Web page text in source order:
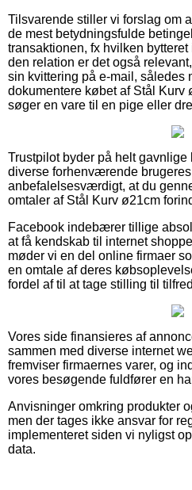
Tilsvarende stiller vi forslag om
de mest betydningsfulde
transaktionen, fx hvilken bytteret
den relation er det også
sin kvittering på e-mail, således
dokumentere købet af Stål
søger en vare til en pige eller
Trustpilot byder på helt
diverse forhenværende
anbefalelsesværdigt, at du
omtaler af Stål Kurv ø21cm
Facebook indebærer tillige
at få kendskab til internet
møder vi en del online firmaer
en omtale af deres
fordel af til at tage stilling til
Vores side finansieres af
sammen med diverse internet
fremviser firmaernes varer, og
vores besøgende fuldfører en
Anvisninger omkring produkter
men der tages ikke ansvar for
implementeret siden vi nyligst
data.